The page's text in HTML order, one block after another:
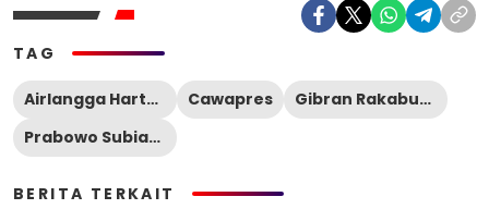
TAG
Airlangga Hartarto Cawapres
Gibran Rakabuming Raka
Prabowo Subianto
BERITA TERKAIT